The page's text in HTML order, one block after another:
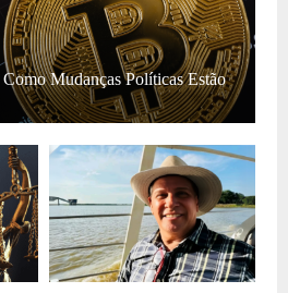
Mudanças Políticas Estão